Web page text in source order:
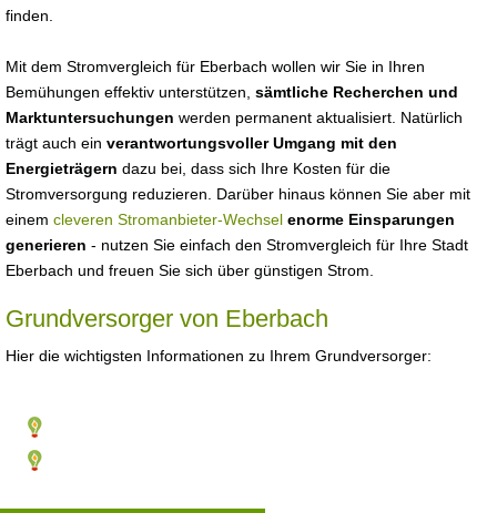
finden.
Mit dem Stromvergleich für Eberbach wollen wir Sie in Ihren
Bemühungen effektiv unterstützen, sämtliche Recherchen und
Marktuntersuchungen werden permanent aktualisiert. Natürlich
trägt auch ein verantwortungsvoller Umgang mit den
Energieträgern dazu bei, dass sich Ihre Kosten für die
Stromversorgung reduzieren. Darüber hinaus können Sie aber mit
einem cleveren Stromanbieter-Wechsel enorme Einsparungen
generieren - nutzen Sie einfach den Stromvergleich für Ihre Stadt
Eberbach und freuen Sie sich über günstigen Strom.
Grundversorger von Eberbach
Hier die wichtigsten Informationen zu Ihrem Grundversorger: